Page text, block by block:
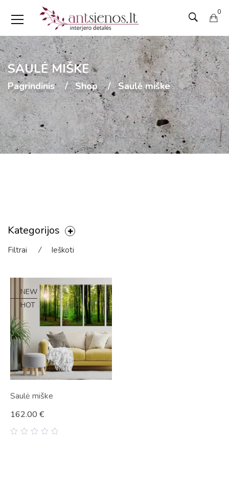
0
SAULĖ MIŠKE
Pagrindinis Shop Saulė miške
Kategorijos
Filtrai ⁄ Ieškoti
NEW
HOT
Saulė miške
162.00 €